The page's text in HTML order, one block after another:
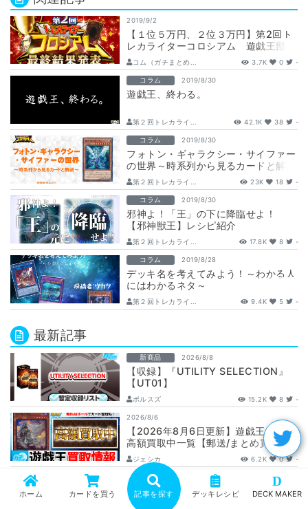
2019/9/2
【１位５万円、２位３万円】第2回ト
レカライターコロシアム 遊戯王部
門 最終結果発表
コム（ガチまとめ... 3.7K 0 -
コラム 2019/8/30
遊戯王、終わる。
第２回トレカライ... 42.1K 38 -
コラム 2019/8/30
フォトン・ギャラクシー・サイファー
の世界～時系列から見るカードと解説
～第２回トレカライ... 23K 18 -
コラム 2019/8/30
邪神よ！「王」の下に降臨せよ！
【邪神獣王】レシピ紹介
第２回トレカライ... 17.8K 8 -
コラム 2019/8/28
デッキ名を考えてみよう！～わかる人
にはわかるネタ～
第２回トレカライ... 9.4K 5 -
最新記事
新商品 2026/8/8
【収録】『UTILITY SELECTION』
【UT01】
ボルスズ 15.2K 8 -
2026/8/6
【2026年8月6日更新】遊戯王カード
高額買取中一覧【郵送/まとめ買取/買
取表/相場/レリーフ】
ジェシカ 6.2K 0 -
2026/8/6
遊戯王『UTILITY SELECTION』大
注目新規カードを徹底解説！《古の秘
ホーム カードを買う 記事を探す デッキレシピ
D
DECK MAKER